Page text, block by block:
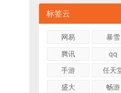
标签云
网易 暴雪
腾讯
qq
手游
任天
盛大
畅游